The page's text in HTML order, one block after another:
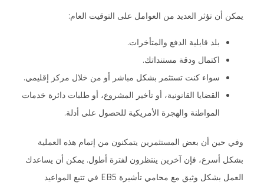
يمكن أن تؤثر العديد من العوامل على التوقيت العام:
بلد قابلية الدفع والمتأخرات.
اكتمال ودقة مستنداتك.
سواء كنت تستثمر بشكل مباشر أو من خلال مركز إقليمي.
القضايا القانونية، أو تأخير المشروع، أو طلبات دائرة خدمات
المواطنة والهجرة الأمريكية للحصول على أدلة.
وفي حين أن بعض المستثمرين يتمكنون من إتمام هذه العملية
بشكل أسرع، فإن آخرين ينتظرون لفترة أطول. يمكن أن يساعدك
العمل بشكل وثيق مع محامي تأشيرة EB5 في تتبع المواعيد